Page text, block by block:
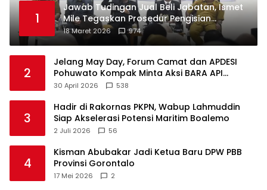
1
Jawab Tudingan Jual Beli Jabatan, Ismet
Mile Tegaskan Prosedur Pengisian
Jabatan
18 Maret 2026 974
2
Jelang May Day, Forum Camat dan APDESI
Pohuwato Kompak Minta Aksi BARA API
Ditunda
30 April 2026 538
3
Hadir di Rakornas PKPN, Wabup Lahmuddin
Siap Akselerasi Potensi Maritim Boalemo
2 Juli 2026 56
4
Kisman Abubakar Jadi Ketua Baru DPW PBB
Provinsi Gorontalo
17 Mei 2026 2